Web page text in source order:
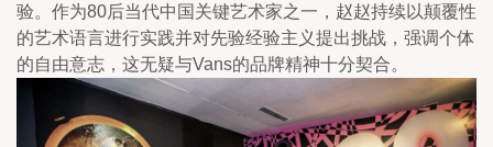
验。作为80后当代中国关键艺术家之一，赵赵持续以颠覆性
的艺术语言进行实践并对先验经验主义提出挑战，强调个体
的自由意志，这无疑与Vans的品牌精神十分契合。